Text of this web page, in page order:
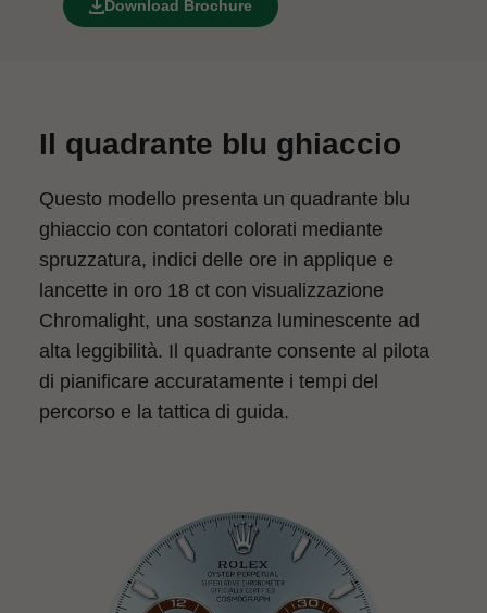
Download Brochure
Il quadrante blu ghiaccio
Questo modello presenta un quadrante blu
ghiaccio con contatori colorati mediante
spruzzatura, indici delle ore in applique e
lancette in oro 18 ct con visualizzazione
Chromalight, una sostanza luminescente ad
alta leggibilità. Il quadrante consente al pilota
di pianificare accuratamente i tempi del
percorso e la tattica di guida.